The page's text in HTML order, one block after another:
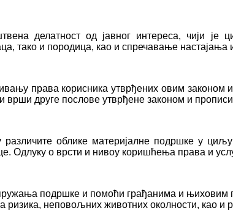
делатност од јавног интереса, чији
тако и породица, као и спречавање
права корисника утврђених овим законом
врши друге послове утврђене законом и
различите облике материјалне подршке у
Одлуку о врсти и нивоу коришћења права и
пружања подршке и помоћи грађанима и
неповољних животних околности, као и